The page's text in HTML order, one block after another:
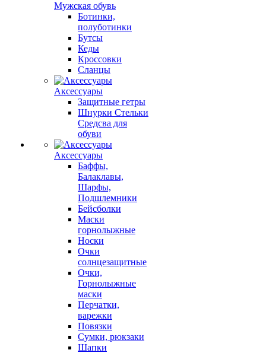
Мужская обувь
Ботинки,
полуботинки
Бутсы
Кеды
Кроссовки
Сланцы
Аксессуары
Защитные гетры
Шнурки Стельки
Средсва для
обуви
Аксессуары
Баффы,
Балаклавы,
Шарфы,
Подшлемники
Бейсболки
Маски
горнолыжные
Носки
Очки
солнцезащитные
Очки,
Горнолыжные
маски
Перчатки,
варежки
Повязки
Сумки, рюкзаки
Шапки